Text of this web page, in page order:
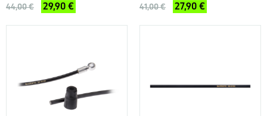
44,00 € 29,90 € 41,00 € 27,90 €